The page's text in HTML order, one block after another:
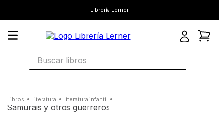
Librería Lerner
Buscar libros
literatura literatura infantil
samurais y otros guerreros